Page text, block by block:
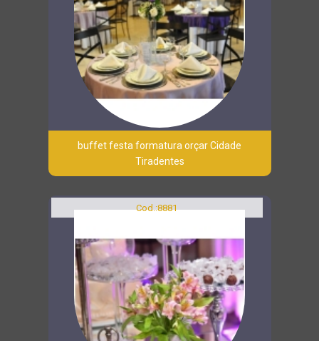
buffet festa formatura orçar Cidade
Tiradentes
Cod.:8881